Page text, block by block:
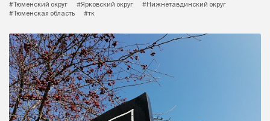
#Тюменский округ
#Ярковский округ
#Нижнетавдинский округ
#Тюменская область
#тк